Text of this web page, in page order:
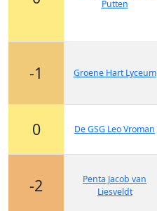
Putten
-1 Groene Hart Lyceum
0 De GSG Leo Vroman
-2
Penta Jacob van
Liesveldt